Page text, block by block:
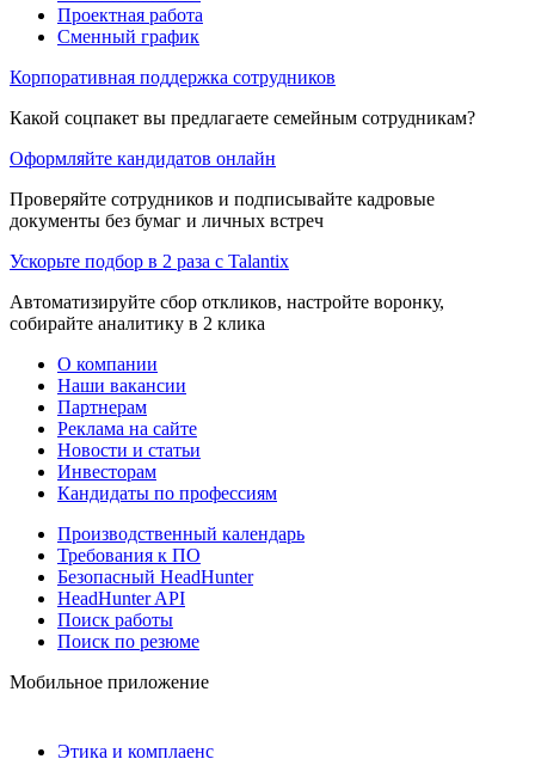
Проектная работа
Сменный график
Корпоративная поддержка сотрудников
Какой соцпакет вы предлагаете семейным сотрудникам?
Оформляйте кандидатов онлайн
Проверяйте сотрудников и подписывайте кадровые
документы без бумаг и личных встреч
Ускорьте подбор в 2 раза с Talantix
Автоматизируйте сбор откликов, настройте воронку,
собирайте аналитику в 2 клика
О компании
Наши вакансии
Партнерам
Реклама на сайте
Новости и статьи
Инвесторам
Кандидаты по профессиям
Производственный календарь
Требования к ПО
Безопасный HeadHunter
HeadHunter API
Поиск работы
Поиск по резюме
Мобильное приложение
Этика и комплаенс